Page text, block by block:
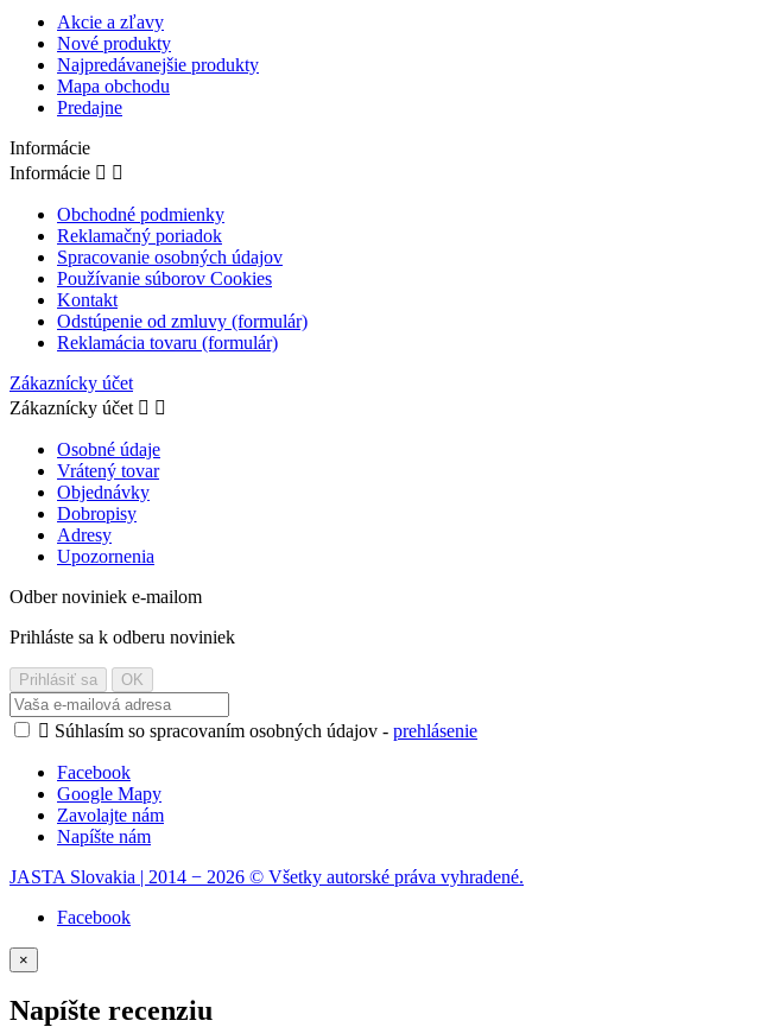
Akcie a zľavy
Nové produkty
Najpredávanejšie produkty
Mapa obchodu
Predajne
Informácie
Informácie  
Obchodné podmienky
Reklamačný poriadok
Spracovanie osobných údajov
Používanie súborov Cookies
Kontakt
Odstúpenie od zmluvy (formulár)
Reklamácia tovaru (formulár)
Zákaznícky účet
Zákaznícky účet  
Osobné údaje
Vrátený tovar
Objednávky
Dobropisy
Adresy
Upozornenia
Odber noviniek e-mailom
Prihláste sa k odberu noviniek
 Súhlasím so spracovaním osobných údajov - prehlásenie
Facebook
Google Mapy
Zavolajte nám
Napíšte nám
JASTA Slovakia | 2014 − 2026 © Všetky autorské práva vyhradené.
Facebook
×
Napíšte recenziu